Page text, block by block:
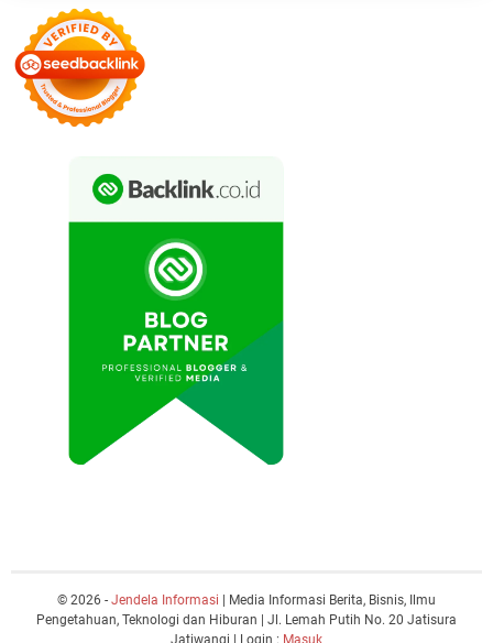
© 2026 - Jendela Informasi | Media Informasi Berita, Bisnis, Ilmu
Pengetahuan, Teknologi dan Hiburan | Jl. Lemah Putih No. 20 Jatisura
Jatiwangi | Login : Masuk